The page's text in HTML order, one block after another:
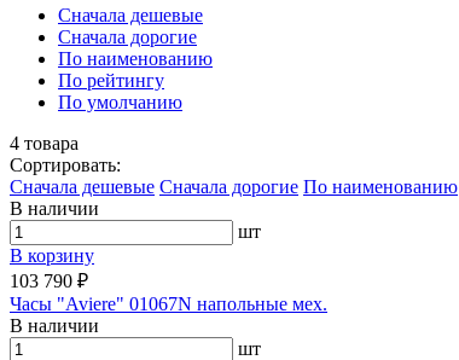
Cначала дешевые
Cначала дорогие
По наименованию
По рейтингу
По умолчанию
4 товара
Сортировать:
Cначала дешевые Cначала дорогие По наименованию
В наличии
шт
В корзину
103 790 ₽
Часы "Aviere" 01067N напольные мех.
В наличии
шт